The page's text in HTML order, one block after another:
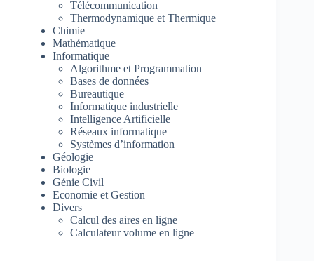
Télécommunication
Thermodynamique et Thermique
Chimie
Mathématique
Informatique
Algorithme et Programmation
Bases de données
Bureautique
Informatique industrielle
Intelligence Artificielle
Réseaux informatique
Systèmes d’information
Géologie
Biologie
Génie Civil
Economie et Gestion
Divers
Calcul des aires en ligne
Calculateur volume en ligne